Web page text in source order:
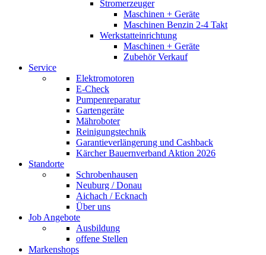
Stromerzeuger
Maschinen + Geräte
Maschinen Benzin 2-4 Takt
Werkstatteinrichtung
Maschinen + Geräte
Zubehör Verkauf
Service
Elektromotoren
E-Check
Pumpenreparatur
Gartengeräte
Mähroboter
Reinigungstechnik
Garantieverlängerung und Cashback
Kärcher Bauernverband Aktion 2026
Standorte
Schrobenhausen
Neuburg / Donau
Aichach / Ecknach
Über uns
Job Angebote
Ausbildung
offene Stellen
Markenshops